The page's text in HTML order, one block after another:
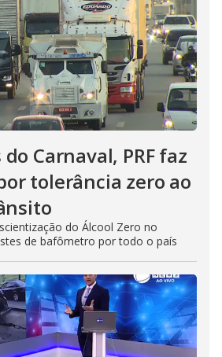
Carnaval, PRF faz
tolerância zero ao
do Álcool Zero no
de bafômetro por todo o país